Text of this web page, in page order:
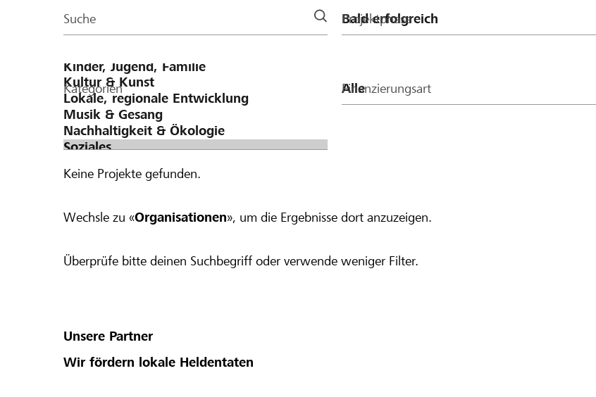
Suche Projektphase
Kategorien Finanzierungsart
Keine Projekte gefunden.
Wechsle zu «Organisationen», um die Ergebnisse dort anzuzeigen.
Überprüfe bitte deinen Suchbegriff oder verwende weniger Filter.
Unsere Partner
Wir fördern lokale Heldentaten